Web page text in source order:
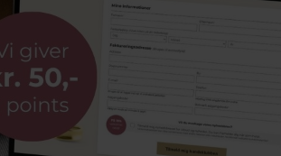
at finde det smykke der passer til en.
forskellige typer smykker til kvinder
du kan lede for evigt. I nogle tilfælde
ide om hvad motivet skal være,
skal være, hvad prisen må være
Alt dette har vi gjort nemt ved at
i kategorier og lade dig filtrere på
mærke og andet relevant. Med så stort